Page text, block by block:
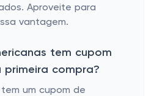
Aproveite para
vantagem.
tem cupom
compra?
tem um cupom de